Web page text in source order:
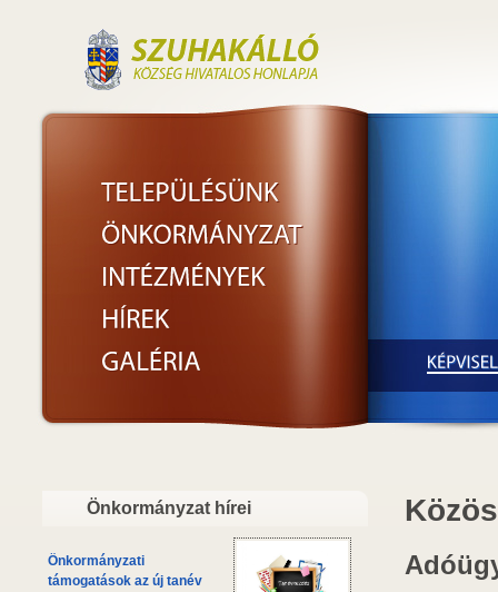
Önkormányzat hírei
Önkormányzati
támogatások az új tanév